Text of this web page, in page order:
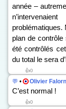
année –
plan de
été contrôlés
du total le sera
👍0
💬 • Olivier
C’est normal !
👍0